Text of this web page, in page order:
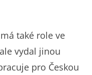
také role ve
vydal jinou
pro Českou